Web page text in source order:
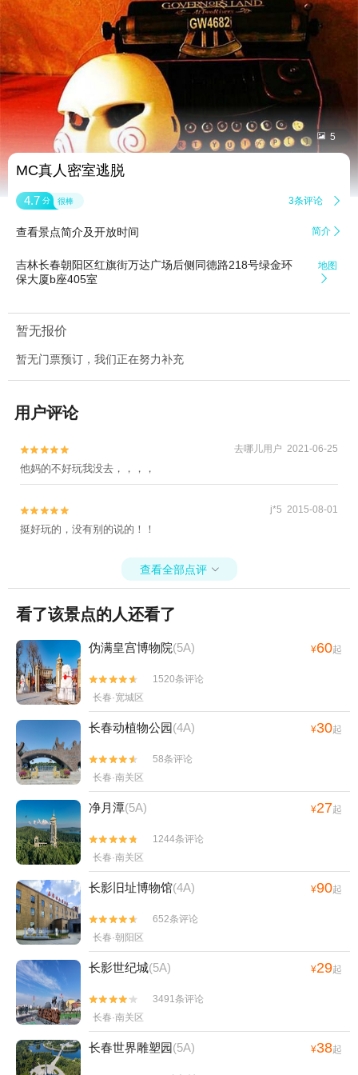
 5
MC真人密室逃脱
4.7 分 很棒 3条评论 
查看景点简介及开放时间 简介 
吉林长春朝阳区红旗街万达广场后侧同德路218号绿金环
保大厦b座405室
地图

暂无报价
暂无门票预订，我们正在努力补充
用户评论

 去哪儿用户 2021-06-25
他妈的不好玩我没去，，，，

 j*5 2015-08-01
挺好玩的，没有别的说的！！
查看全部点评 
看了该景点的人还看了
伪满皇宫博物院(5A) ¥60起


1520条评论
长春·宽城区
长春动植物公园(4A) ¥30起


58条评论
长春·南关区
净月潭(5A) ¥27起


1244条评论
长春·南关区
长影旧址博物馆(4A) ¥90起


652条评论
长春·朝阳区
长影世纪城(5A) ¥29起


3491条评论
长春·南关区
长春世界雕塑园(5A) ¥38起
